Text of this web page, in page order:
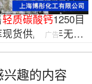
轻质碳酸钙1250目
货供应全年无休
广告
兴趣的内容